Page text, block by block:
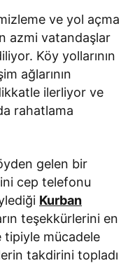
ve yol açma
azmi vatandaşlar
Köy yollarının
ağlarının
ilerliyor ve
rahatlama
gelen bir
cep telefonu
Kurban
teşekkürlerini en
tipiyle mücadele
takdirini topladı